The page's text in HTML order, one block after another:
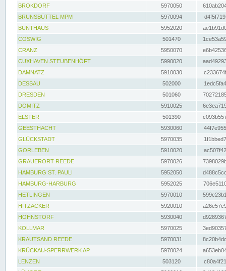
BROKDORF
5970050
BRUNSBÜTTEL MPM
5970094
BUNTHAUS
5952020
COSWIG
501470
CRANZ
5950070
CUXHAVEN STEUBENHÖFT
5990020
DAMNATZ
5910030
DESSAU
502000
DRESDEN
501060
DÖMITZ
5910025
ELSTER
501390
GEESTHACHT
5930060
GLÜCKSTADT
5970035
GORLEBEN
5910020
GRAUERORT REEDE
5970026
HAMBURG ST. PAULI
5952050
HAMBURG-HARBURG
5952025
HETLINGEN
5970010
HITZACKER
5920010
HOHNSTORF
5930040
KOLLMAR
5970025
KRAUTSAND REEDE
5970031
KRÜCKAU-SPERRWERK AP
5970024
LENZEN
503120